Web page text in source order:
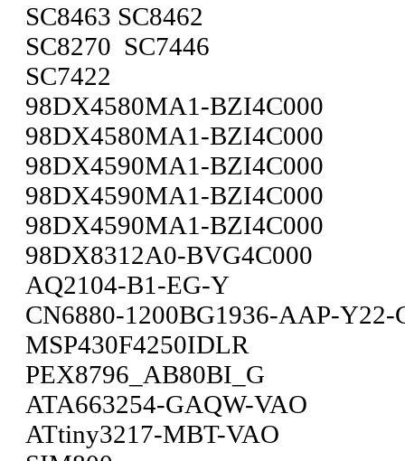
SC8463 SC8462
SC8270 SC7446
SC7422
98DX4580MA1-BZI4C000
98DX4580MA1-BZI4C000
98DX4590MA1-BZI4C000
98DX4590MA1-BZI4C000
98DX4590MA1-BZI4C000
98DX8312A0-BVG4C000
AQ2104-B1-EG-Y
CN6880-1200BG1936-AAP-Y22-
MSP430F4250IDLR
PEX8796_AB80BI_G
ATA663254-GAQW-VAO
ATtiny3217-MBT-VAO